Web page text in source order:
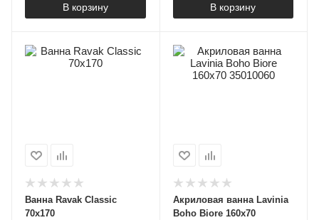
В корзину В корзину
Ванна Ravak Classic
70x170
Акриловая ванна Lavinia
Boho Biore 160x70